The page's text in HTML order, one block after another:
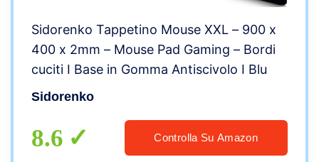
Sidorenko Tappetino Mouse XXL – 900 x
400 x 2mm – Mouse Pad Gaming – Bordi
cuciti I Base in Gomma Antiscivolo I Blu
Sidorenko
8.6 Controlla Su Amazon